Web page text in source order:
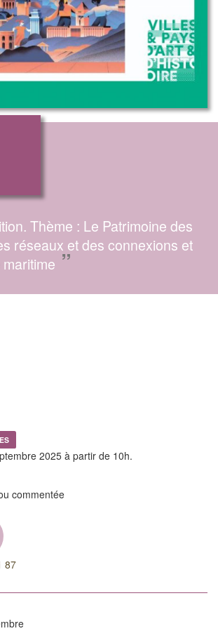
Thème : Le Patrimoine des
réseaux et des connexions et
”
2025 à partir de 10h.
commentée
87